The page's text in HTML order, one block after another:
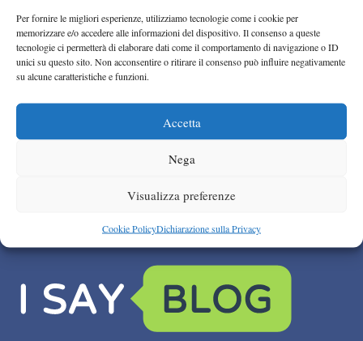
Per fornire le migliori esperienze, utilizziamo tecnologie come i cookie per
memorizzare e/o accedere alle informazioni del dispositivo. Il consenso a queste
tecnologie ci permetterà di elaborare dati come il comportamento di navigazione o ID
unici su questo sito. Non acconsentire o ritirare il consenso può influire negativamente
su alcune caratteristiche e funzioni.
Accetta
Nega
Visualizza preferenze
Cookie PolicyDichiarazione sulla Privacy
Audi Q4 e-Tron 40 Business elettrica: mobilità
sostenibile, stile, anche con noleggio a lungo
termine
Ufficiale l’arrivo degli stop lampeggianti
obbligatori in Italia
Le caratteristiche del motore Turbo 100 di